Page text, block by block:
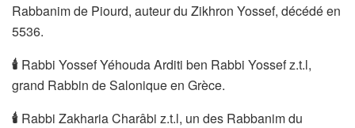
Rabbanim de Piourd, auteur du Zikhron Yossef, décédé en
5536.
🕯 ️Rabbi Yossef Yéhouda Arditi ben Rabbi Yossef z.t.l,
grand Rabbin de Salonique en Grèce.
🕯 ️Rabbi Zakharia Charâbi z.t.l, un des Rabbanim du